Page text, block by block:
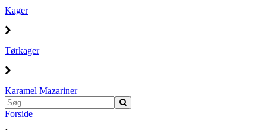
Kager
Tørkager
Karamel Mazariner
Forside